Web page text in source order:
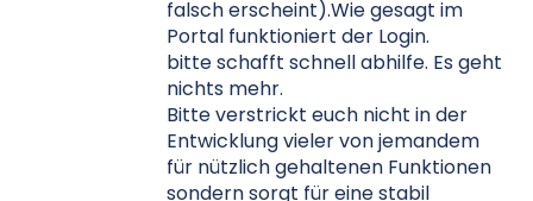
falsch erscheint).Wie gesagt im
Portal funktioniert der Login.
bitte schafft schnell abhilfe. Es geht
nichts mehr.
Bitte verstrickt euch nicht in der
Entwicklung vieler von jemandem
für nützlich gehaltenen Funktionen
sondern sorgt für eine stabil